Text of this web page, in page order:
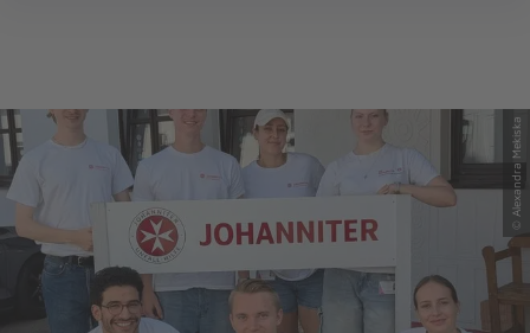
© Alexandra Mekiska